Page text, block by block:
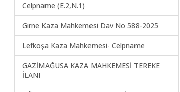
Celpname (E.2,N.1)
Girne Kaza Mahkemesi Dav No 588-2025
Lefkoşa Kaza Mahkemesi- Celpname
GAZİMAĞUSA KAZA MAHKEMESİ TEREKE
İLANI